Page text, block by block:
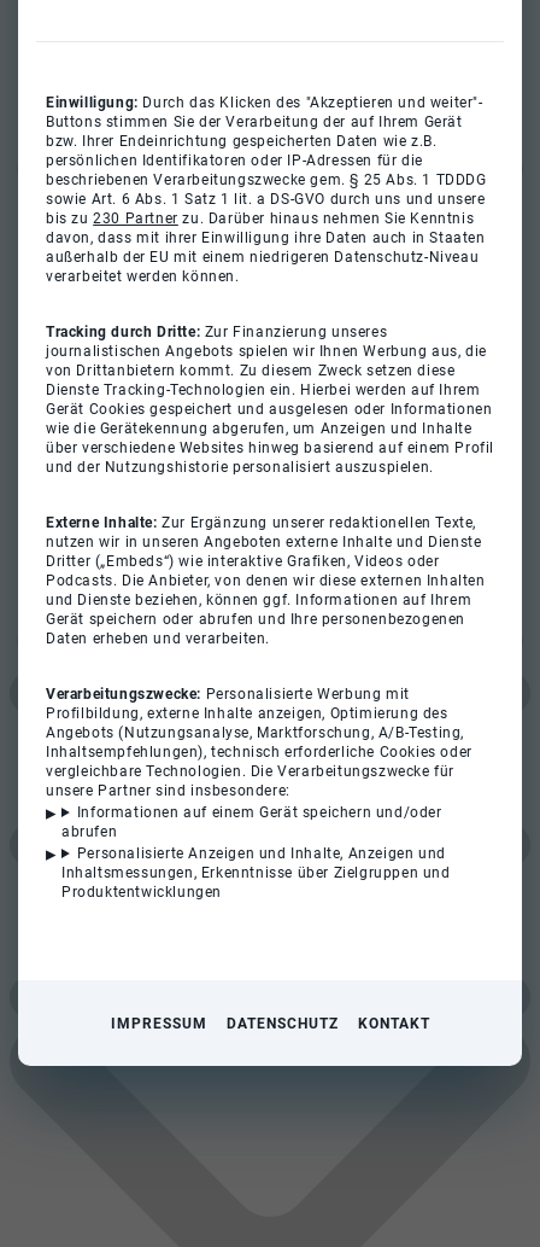
Einwilligung: Durch das Klicken des "Akzeptieren und weiter"-
Buttons stimmen Sie der Verarbeitung der auf Ihrem Gerät
bzw. Ihrer Endeinrichtung gespeicherten Daten wie z.B.
persönlichen Identifikatoren oder IP-Adressen für die
beschriebenen Verarbeitungszwecke gem. § 25 Abs. 1 TDDDG
sowie Art. 6 Abs. 1 Satz 1 lit. a DS-GVO durch uns und unsere
bis zu230 Partner zu. Darüber hinaus nehmen Sie Kenntnis
davon, dass mit ihrer Einwilligung ihre Daten auch in Staaten
außerhalb der EU mit einem niedrigeren Datenschutz-Niveau
verarbeitet werden können.
Tracking durch Dritte: Zur Finanzierung unseres
journalistischen Angebots spielen wir Ihnen Werbung aus, die
von Drittanbietern kommt. Zu diesem Zweck setzen diese
Dienste Tracking-Technologien ein. Hierbei werden auf Ihrem
Gerät Cookies gespeichert und ausgelesen oder Informationen
wie die Gerätekennung abgerufen, um Anzeigen und Inhalte
über verschiedene Websites hinweg basierend auf einem Profil
und der Nutzungshistorie personalisiert auszuspielen.
Externe Inhalte:Zur Ergänzung unserer redaktionellen Texte,
nutzen wir in unseren Angeboten externe Inhalte und Dienste
Dritter („Embeds“) wie interaktive Grafiken, Videos oder
Podcasts. Die Anbieter, von denen wir diese externen Inhalten
und Dienste beziehen, können ggf. Informationen auf Ihrem
Gerät speichern oder abrufen und Ihre personenbezogenen
Daten erheben und verarbeiten.
Verarbeitungszwecke: Personalisierte Werbung mit
Profilbildung, externe Inhalte anzeigen, Optimierung des
Angebots (Nutzungsanalyse, Marktforschung, A/B-Testing,
Inhaltsempfehlungen), technisch erforderliche Cookies oder
vergleichbare Technologien. Die Verarbeitungszwecke für
unsere Partner sind insbesondere:
Informationen auf einem Gerät speichern und/oder
abrufen
Personalisierte Anzeigen und Inhalte, Anzeigen und
Inhaltsmessungen, Erkenntnisse über Zielgruppen und
Produktentwicklungen
IMPRESSUM DATENSCHUTZ KONTAKT